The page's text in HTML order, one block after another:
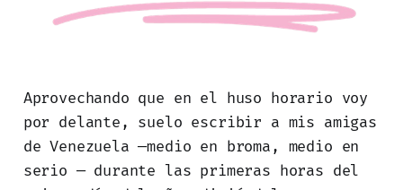
Aprovechando que en el huso horario voy
por delante, suelo escribir a mis amigas
de Venezuela —medio en broma, medio en
serio — durante las primeras horas del